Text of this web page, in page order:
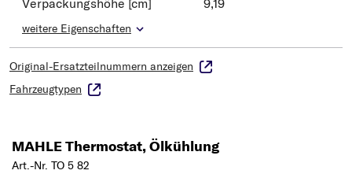
Verpackungshöhe [cm]
9,19
weitere Eigenschaften
Original-Ersatzteilnummern anzeigen
Fahrzeugtypen
MAHLE Thermostat, Ölkühlung
Art.-Nr. TO 5 82